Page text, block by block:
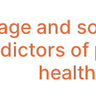
and
of